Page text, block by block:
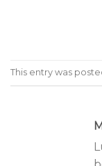
This entry was